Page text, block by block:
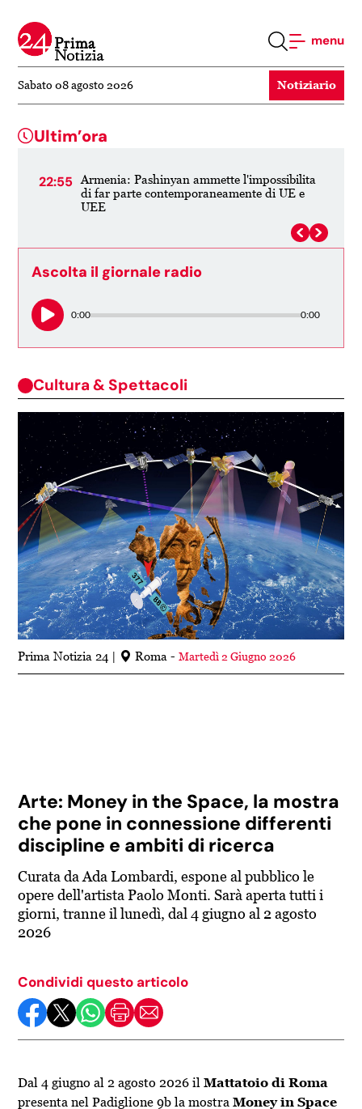
menu
Sabato 08 agosto 2026 Notiziario
Ultim’ora
22:55
Armenia: Pashinyan ammette l'impossibilita
di far parte contemporaneamente di UE e
UEE
Ascolta il giornale radio
0:00 0:00
Cultura & Spettacoli
Prima Notizia 24 Roma -Martedì 2 Giugno 2026
Arte: Money in the Space, la mostra
che pone in connessione differenti
discipline e ambiti di ricerca
Curata da Ada Lombardi, espone al pubblico le
opere dell'artista Paolo Monti. Sarà aperta tutti i
giorni, tranne il lunedì, dal 4 giugno al 2 agosto
2026
Condividi questo articolo
Dal 4 giugno al 2 agosto 2026 ilMattatoio di Roma
presenta nel Padiglione 9b la mostraMoney in Space